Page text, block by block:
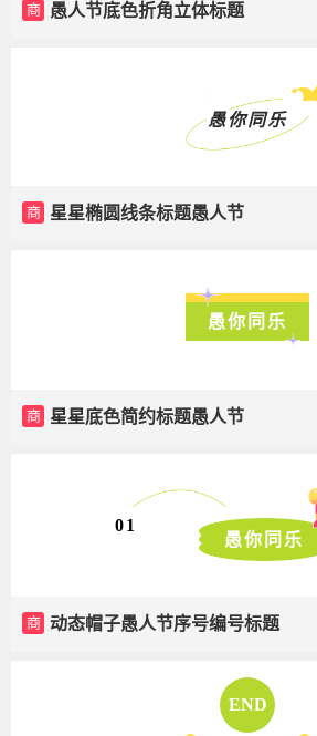
商 愚人节底色折角立体标题
愚你同乐
商 星星椭圆线条标题愚人节
愚你同乐
商 星星底色简约标题愚人节
01
愚你同乐
商 动态帽子愚人节序号编号标题
END